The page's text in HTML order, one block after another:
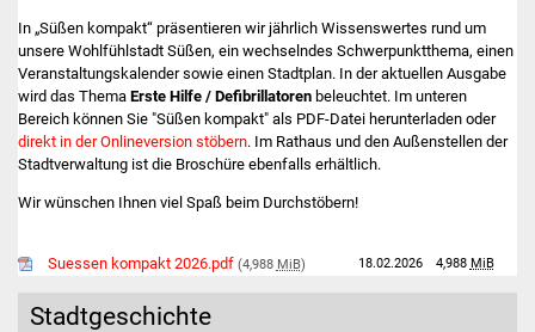
Sanierung Hallenbad
Sanierung Bizethalle
Ortsentwicklung
In „Süßen kompakt“ präsentieren wir jährlich Wissenswertes rund um
unsere Wohlfühlstadt Süßen, ein wechselndes Schwerpunktthema, einen
Veranstaltungskalender sowie einen Stadtplan. In der aktuellen Ausgabe
wird das Thema Erste Hilfe / Defibrillatorenbeleuchtet. Im unteren
Bereich können Sie "Süßen kompakt" als PDF-Datei herunterladen oder
direkt in der Onlineversion stöbern. Im Rathaus und den Außenstellen der
Stadtverwaltung ist die Broschüre ebenfalls erhältlich.
Wir wünschen Ihnen viel Spaß beim Durchstöbern!
Suessen kompakt 2026.pdf (4,988 MiB) 18.02.2026 4,988 MiB
Stadtgeschichte